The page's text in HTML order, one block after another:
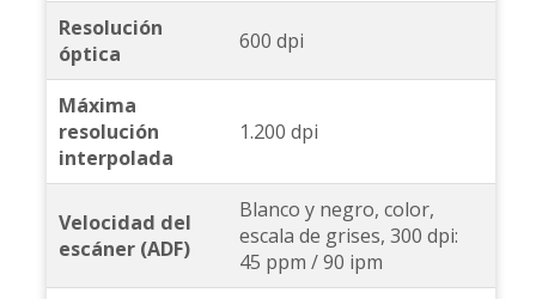
Resolución
óptica
600 dpi
Máxima
resolución
interpolada
1.200 dpi
Velocidad del
escáner (ADF)
Blanco y negro, color,
escala de grises, 300 dpi:
45 ppm / 90 ipm